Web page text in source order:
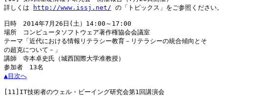
詳しくは
http://www.issj.net/ の「トピックス」をご参照ください。
日時　2014年7月26日(土）14:00～17:00
場所　コンピュータソフトウェア著作権協会会議室
テーマ「近代における情報リテラシー教育－リテラシーの統合傾向とそ
の超克について－」
講師　寺本卓史氏（城西国際大学准教授）
▲目次へ
[11] IT技術者のウェル・ビーイング研究会第1回講演会